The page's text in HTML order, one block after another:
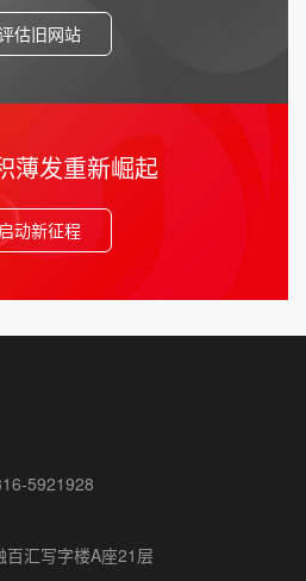
估旧网站
薄发重新崛起
启动新征程
5921928
汇写字楼A座21层